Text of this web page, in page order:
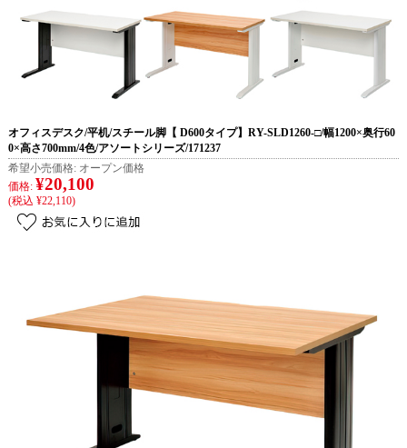
オフィスデスク/平机/スチール脚【 D600タイプ】RY-SLD1260-□/幅1200×奥行60
0×高さ700mm/4色/アソートシリーズ/171237
希望小売価格: オープン価格
価格: ¥20,100
(税込 ¥22,110)